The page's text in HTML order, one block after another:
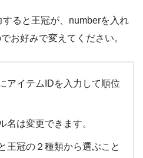
すると王冠が、numberを入れ
お好みで変えてください。
アイテムIDを入力して順位
名は変更できます。
王冠の２種類から選ぶこと